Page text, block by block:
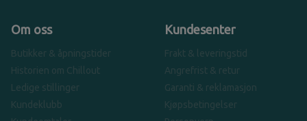
Om oss
Butikker & åpningstider
Historien om Chillout
Ledige stillinger
Kundeklubb
Kundesenter
Frakt & leveringstid
Angrefrist & retur
Garanti & reklamasjon
Kjøpsbetingelser